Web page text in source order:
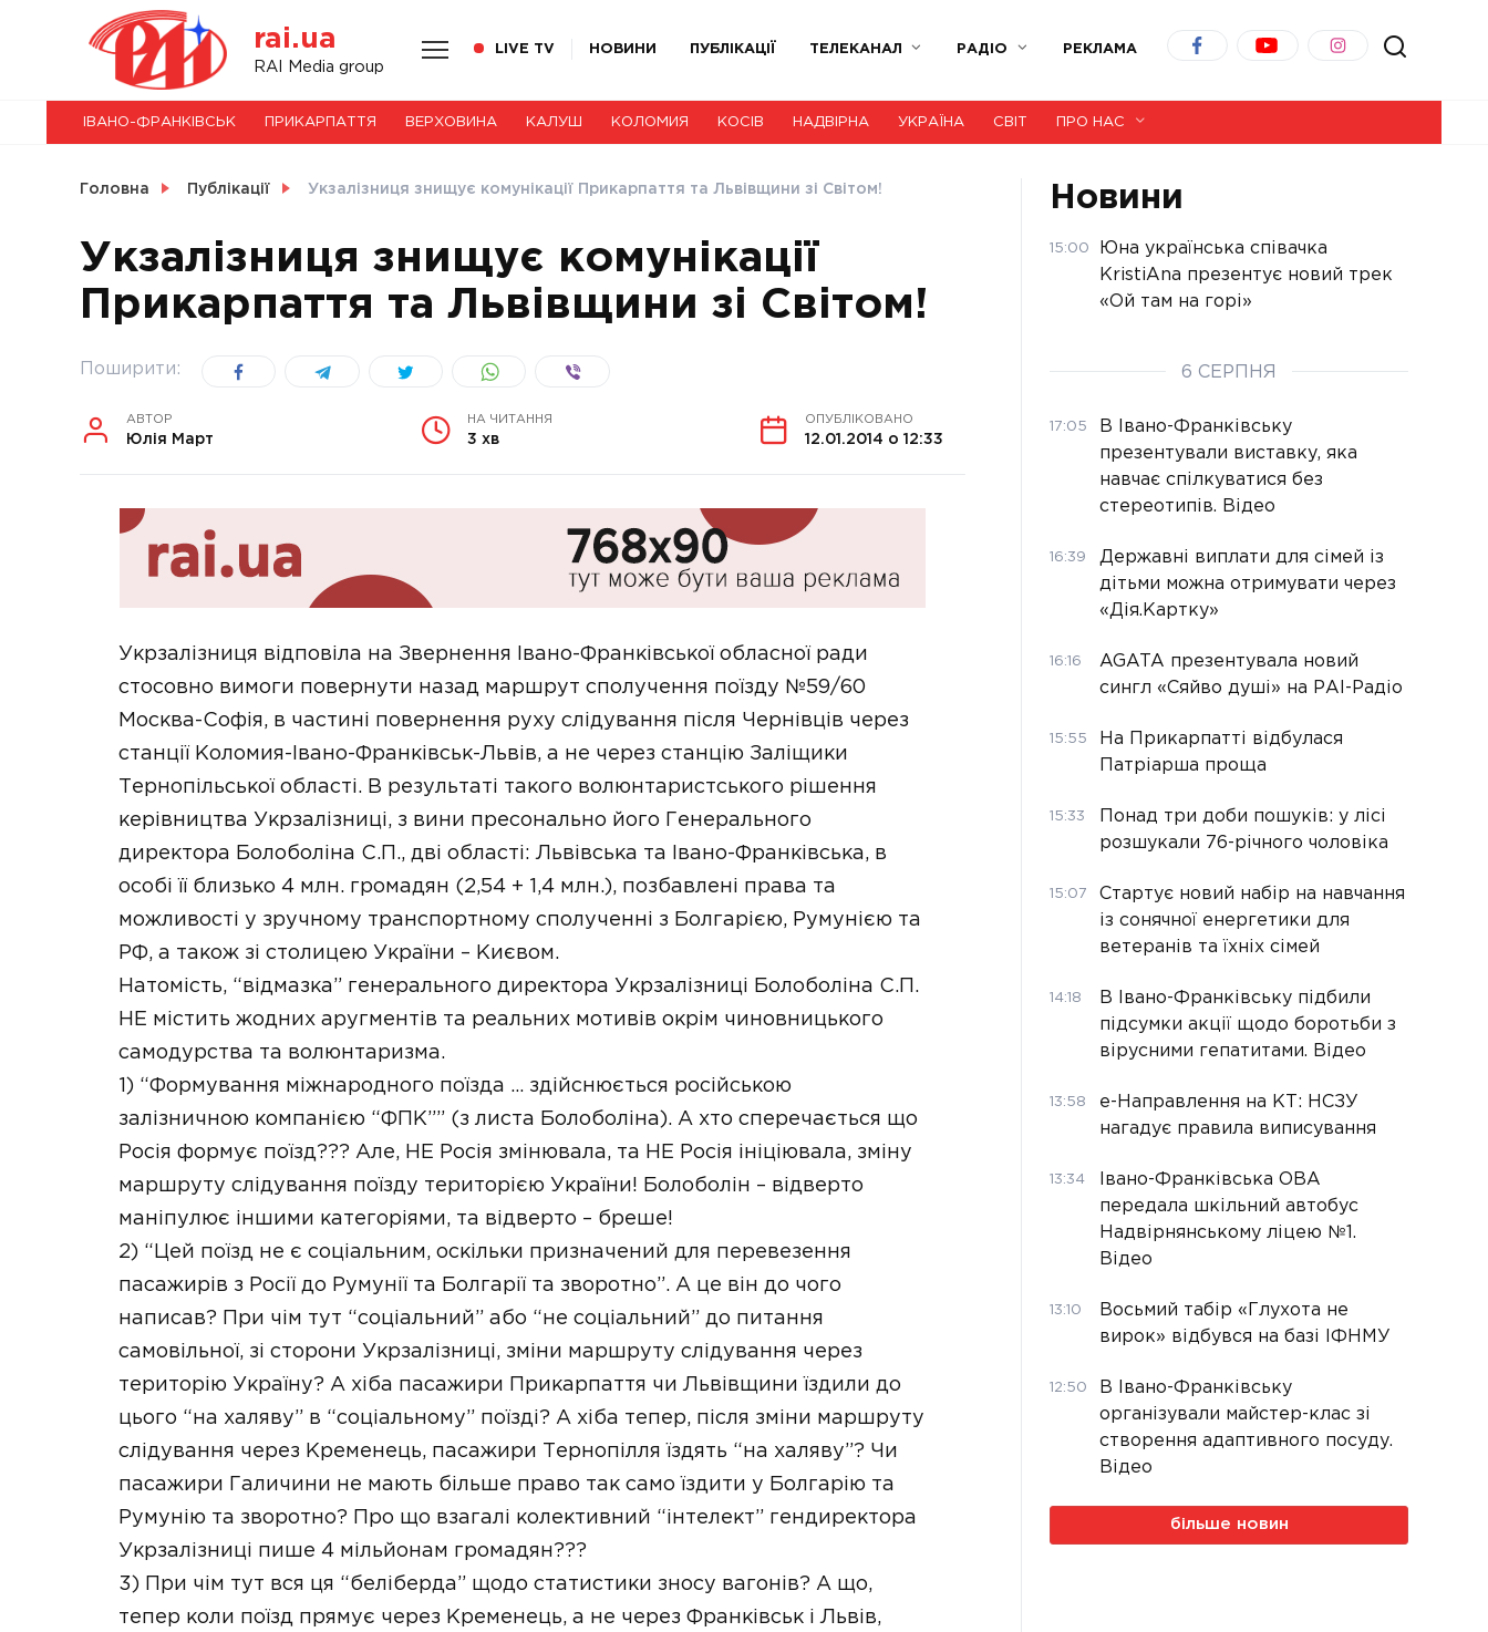
rai.ua
RAI Media group
LIVE TV НОВИНИ ПУБЛІКАЦІЇ ТЕЛЕКАНАЛ РАДІО РЕКЛАМА
НОВИНИ
СВІТ
УКРАЇНА
ІВАНО-ФРАНКІВСЬК ПРИКАРПАТТЯ ВЕРХОВИНА КАЛУШ КОЛОМИЯ КОСІВ НАДВІРНА УКРАЇНА СВІТ ПРО НАС
Головна Публікації Укзалізниця знищує комунікації Прикарпаття та Львівщини зі Світом!
Укзалізниця знищує комунікації
Прикарпаття та Львівщини зі Світом!
Поширити:
АВТОР
Юлія Март
НА ЧИТАННЯ
3 хв
ОПУБЛІКОВАНО
12.01.2014 о 12:33
Укрзалізниця відповіла на Звернення Івано-Франківської обласної ради
стосовно вимоги повернути назад маршрут сполучення поїзду №59/60
Москва-Софія, в частині повернення руху слідування після Чернівців через
станції Коломия-Івано-Франківськ-Львів, а не через станцію Заліщики
Тернопільської області. В результаті такого волюнтаристського рішення
керівництва Укрзалізниці, з вини пресонально його Генерального
директора Болоболіна С.П., дві області: Львівська та Івано-Франківська, в
особі її близько 4 млн. громадян (2,54 + 1,4 млн.), позбавлені права та
можливості у зручному транспортному сполученні з Болгарією, Румунією та
РФ, а також зі столицею України – Києвом.
Натомість, “відмазка” генерального директора Укрзалізниці Болоболіна С.П.
НЕ містить жодних аругментів та реальних мотивів окрім чиновницького
самодурства та волюнтаризма.
1) “Формування міжнародного поїзда … здійснюється російською
залізничною компанією “ФПК”” (з листа Болоболіна). А хто сперечається що
Росія формує поїзд??? Але, НЕ Росія змінювала, та НЕ Росія ініціювала, зміну
маршруту слідування поїзду територією України! Болоболін – відверто
маніпулює іншими категоріями, та відверто – бреше!
2) “Цей поїзд не є соціальним, оскільки призначений для перевезення
пасажирів з Росії до Румунії та Болгарії та зворотно”. А це він до чого
написав? При чім тут “соціальний” або “не соціальний” до питання
самовільної, зі сторони Укрзалізниці, зміни маршруту слідування через
територію Україну? А хіба пасажири Прикарпаття чи Львівщини їздили до
цього “на халяву” в “соціальному” поїзді? А хіба тепер, після зміни маршруту
слідування через Кременець, пасажири Тернопілля їздять “на халяву”? Чи
пасажири Галичини не мають більше право так само їздити у Болгарію та
Румунію та зворотно? Про що взагалі колективний “інтелект” гендиректора
Укрзалізниці пише 4 мільйонам громадян???
3) При чім тут вся ця “беліберда” щодо статистики зносу вагонів? А що,
тепер коли поїзд прямує через Кременець, а не через Франківськ і Львів,
Новини
15:00
Юна українська співачка
KristiAna презентує новий трек
«Ой там на горі»
6 СЕРПНЯ
17:05
В Івано-Франківську
презентували виставку, яка
навчає спілкуватися без
стереотипів. Відео
16:39
Державні виплати для сімей із
дітьми можна отримувати через
«Дія.Картку»
16:16
AGATA презентувала новий
сингл «Сяйво душі» на РАІ-Радіо
15:55
На Прикарпатті відбулася
Патріарша проща
15:33
Понад три доби пошуків: у лісі
розшукали 76-річного чоловіка
15:07
Стартує новий набір на навчання
із сонячної енергетики для
ветеранів та їхніх сімей
14:18
В Івано-Франківську підбили
підсумки акції щодо боротьби з
вірусними гепатитами. Відео
13:58
е-Направлення на КТ: НСЗУ
нагадує правила виписування
13:34
Івано-Франківська ОВА
передала шкільний автобус
Надвірнянському ліцею №1.
Відео
13:10
Восьмий табір «Глухота не
вирок» відбувся на базі ІФНМУ
12:50
В Івано-Франківську
організували майстер-клас зі
створення адаптивного посуду.
Відео
більше новин